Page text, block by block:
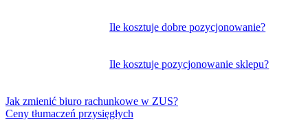
Ile kosztuje dobre pozycjonowanie?
Ile kosztuje pozycjonowanie sklepu?
Jak zmienić biuro rachunkowe w ZUS?
Ceny tłumaczeń przysięgłych